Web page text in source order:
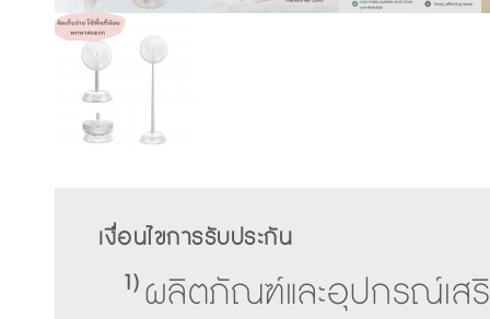
เงื่อนไขการรับประกัน
1) ผลิตภัณฑ์และอุปกรณ์เสริ